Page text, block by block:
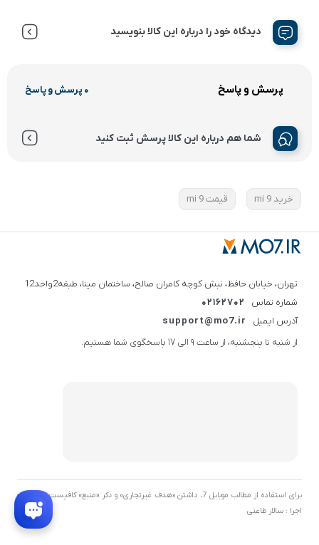
دیدگاه خود را درباره این کالا بنویسید
پرسش و پاسخ 0 پرسش و پاسخ
شما هم درباره این کالا پرسش ثبت کنید
خرید mi 9 قیمت mi 9
تهران، خیابان حافظ، نبش کوچه کامران صالح، ساختمان مینا، طبقه2واحد12
شماره تماس
02162702
آدرس ایمیل
support@mo7.ir
از شنبه تا پنجشنبه، از ساعت 9 الی 17 پاسخگوی شما هستیم.
برای استفاده از مطالب موبایل 7، داشتن «هدف غیرتجاری» و ذکر «منبع» کافیست. توسعه و
اجرا : سالار طاعتی